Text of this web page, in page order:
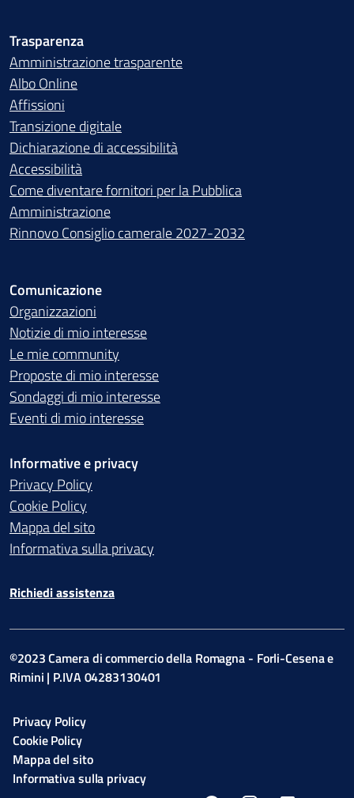
Trasparenza
Amministrazione trasparente
Albo Online
Affissioni
Transizione digitale
Dichiarazione di accessibilità
Accessibilità
Come diventare fornitori per la Pubblica
Amministrazione
Rinnovo Consiglio camerale 2027-2032
Comunicazione
Organizzazioni
Notizie di mio interesse
Le mie community
Proposte di mio interesse
Sondaggi di mio interesse
Eventi di mio interesse
Informative e privacy
Privacy Policy
Cookie Policy
Mappa del sito
Informativa sulla privacy
Richiedi assistenza
©2023 Camera di commercio della Romagna - Forli-Cesena e
Rimini | P.IVA 04283130401
Privacy Policy
Cookie Policy
Mappa del sito
Informativa sulla privacy